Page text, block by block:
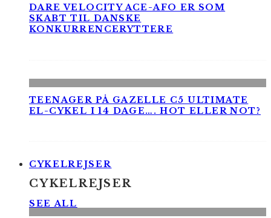
DARE VELOCITY ACE-AFO ER SOM
SKABT TIL DANSKE
KONKURRENCERYTTERE
TEENAGER PÅ GAZELLE C5 ULTIMATE
EL-CYKEL I 14 DAGE…. HOT ELLER NOT?
CYKELREJSER
CYKELREJSER
SEE ALL